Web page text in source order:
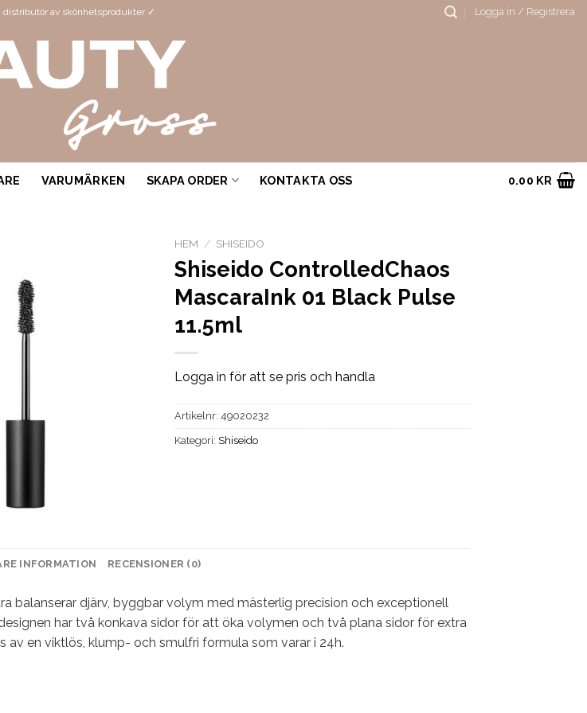
distributör av skönhetsprodukter ✓ Logga in / Registrera
VARUMÄRKEN SKAPA ORDER KONTAKTA OSS 0.00 KR
HEM / SHISEIDO
Shiseido ControlledChaos
MascaraInk 01 Black Pulse
11.5ml
Logga in för att se pris och handla
Artikelnr:49020232
Kategori: Shiseido
INFORMATION RECENSIONER (0)
balanserar djärv, byggbar volym med mästerlig precision och exceptionell
har två konkava sidor för att öka volymen och två plana sidor för extra
av en viktlös, klump- och smulfri formula som varar i 24h.